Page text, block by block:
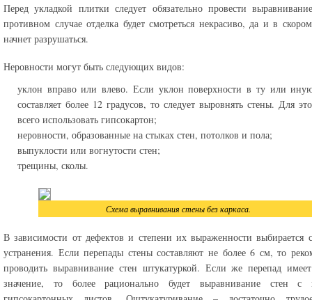
Перед укладкой плитки следует обязательно провести
противном случае отделка будет смотреться некрасиво, да и в
начнет разрушаться.
Неровности могут быть следующих видов:
уклон вправо или влево. Если уклон поверхности в ту или
составляет более 12 градусов, то следует выровнять стены. Для
всего использовать гипсокартон;
неровности, образованные на стыках стен, потолков и пола;
выпуклости или вогнутости стен;
трещины, сколы.
Схема выравнивания стены без каркаса.
В зависимости от дефектов и степени их выраженности выбирается
устранения. Если перепады стены составляют не более 6 см, то
проводить выравнивание стен штукатуркой. Если же перепад
значение, то более рационально будет выравнивание стен с